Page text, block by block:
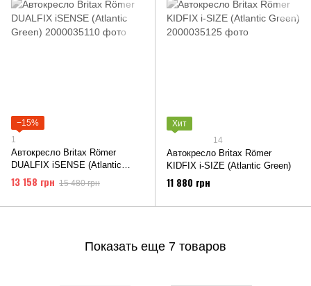
−15%
1
Автокресло Britax Römer
DUALFIX iSENSE (Atlantic
Green)
13 158 грн 15 480 грн
Хит
14
Автокресло Britax Römer
KIDFIX i-SIZE (Atlantic Green)
11 880 грн
Показать еще 7 товаров